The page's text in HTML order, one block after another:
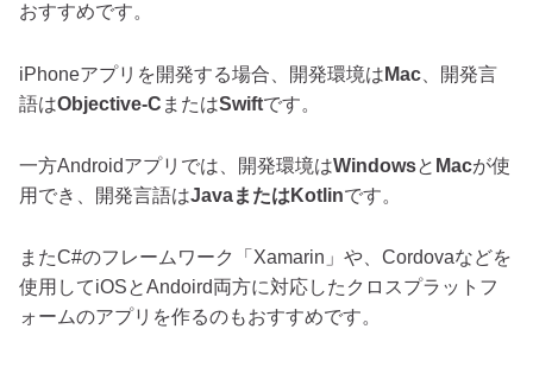
おすすめです。
iPhoneアプリを開発する場合、開発環境は Mac 、開発言
語はObjective-C またはSwiftです。
一方Androidアプリでは、開発環境はWindowsと Macが使
用でき、開発言語はJavaまたはKotlinです。
またC#のフレームワーク「Xamarin」や、Cordovaなどを
使用してiOSとAndoird両方に対応したクロスプラットフ
ォームのアプリを作るのもおすすめです。